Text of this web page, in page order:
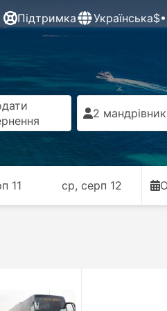
Підтримка Українська
2
11 ср, серп 12